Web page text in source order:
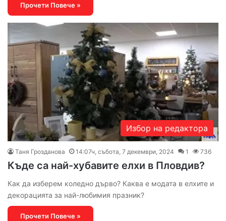
Прочети Повече »
Избор на редактора
Таня Грозданова 14:07ч, събота, 7 декември, 2024 1 736
Къде са най-хубавите елхи в Пловдив?
Как да изберем коледно дърво? Каква е модата в елхите и
декорацията за най-любимия празник?
Прочети Повече »